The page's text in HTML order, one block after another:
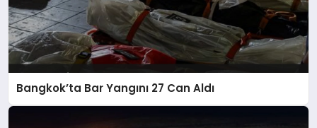
Bangkok’ta Bar Yangını 27 Can Aldı